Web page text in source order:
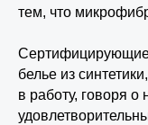
тем, что
Сертифицирующие
белье из
в работу, говоря о